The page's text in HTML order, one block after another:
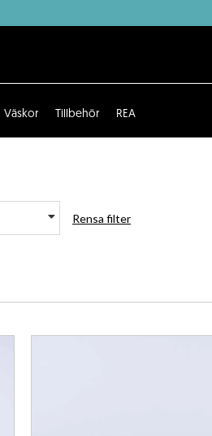
Väskor Tillbehör REA
Rensa filter